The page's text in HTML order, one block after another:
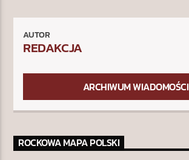
AUTOR
REDAKCJA
ARCHIWUM WIADOMOŚCI
ROCKOWA MAPA POLSKI